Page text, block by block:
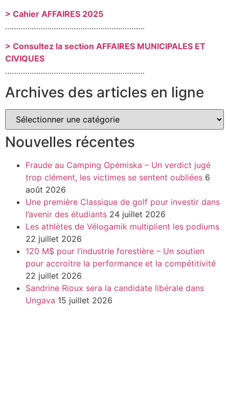
> Cahier AFFAIRES 2025
………………………………………………………
> Consultez la section AFFAIRES MUNICIPALES ET
CIVIQUES
………………………………………………………
Archives des articles en ligne
Nouvelles récentes
Fraude au Camping Opémiska – Un verdict jugé
trop clément, les victimes se sentent oubliées 6
août 2026
Une première Classique de golf pour investir dans
l’avenir des étudiants 24 juillet 2026
Les athlètes de Vélogamik multiplient les podiums
22 juillet 2026
120 M$ pour l’industrie forestière – Un soutien
pour accroitre la performance et la compétitivité
22 juillet 2026
Sandrine Rioux sera la candidate libérale dans
Ungava 15 juillet 2026